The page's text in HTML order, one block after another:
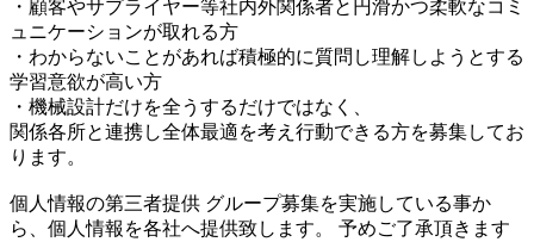
・顧客やサプライヤー等社内外関係者と円滑かつ柔軟なコミ
ュニケーションが取れる方
・わからないことがあれば積極的に質問し理解しようとする
学習意欲が高い方
・機械設計だけを全うするだけではなく、
関係各所と連携し全体最適を考え行動できる方を募集してお
ります。
個人情報の第三者提供 グループ募集を実施している事か
ら、個人情報を各社へ提供致します。 予めご了承頂きます